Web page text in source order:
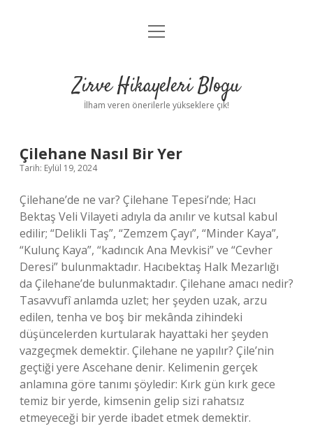
Anasayfa
Yasal Uyarı
menüyü
Zirve Hikayeleri Blogu
İlham veren önerilerle yükseklere çık!
Zirve
Hikayeleri
Blogu
Yazılar
Çilehane Nasıl Bir Yer
Tarih: Eylül 19, 2024
Çilehane’de ne var? Çilehane Tepesi’nde; Hacı
Bektaş Veli Vilayeti adıyla da anılır ve kutsal kabul
edilir; “Delikli Taş”, “Zemzem Çayı”, “Minder Kaya”,
“Kulunç Kaya”, “kadıncık Ana Mevkisi” ve “Cevher
Deresi” bulunmaktadır. Hacıbektaş Halk Mezarlığı
da Çilehane’de bulunmaktadır. Çilehane amacı nedir?
Tasavvufî anlamda uzlet; her şeyden uzak, arzu
edilen, tenha ve boş bir mekânda zihindeki
düşüncelerden kurtularak hayattaki her şeyden
vazgeçmek demektir. Çilehane ne yapılır? Çile’nin
geçtiği yere Ascehane denir. Kelimenin gerçek
anlamına göre tanımı şöyledir: Kırk gün kırk gece
temiz bir yerde, kimsenin gelip sizi rahatsız
etmeyeceği bir yerde ibadet etmek demektir.